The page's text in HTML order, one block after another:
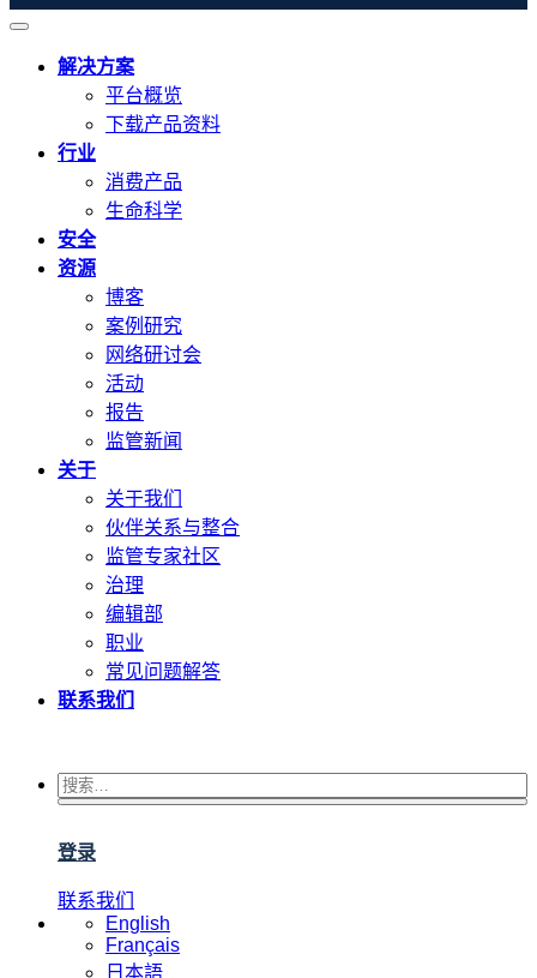
解决方案
平台概览
下载产品资料
行业
消费产品
生命科学
安全
资源
博客
案例研究
网络研讨会
活动
报告
监管新闻
关于
关于我们
伙伴关系与整合
监管专家社区
治理
编辑部
职业
常见问题解答
联系我们
登录
联系我们
English
Français
日本語